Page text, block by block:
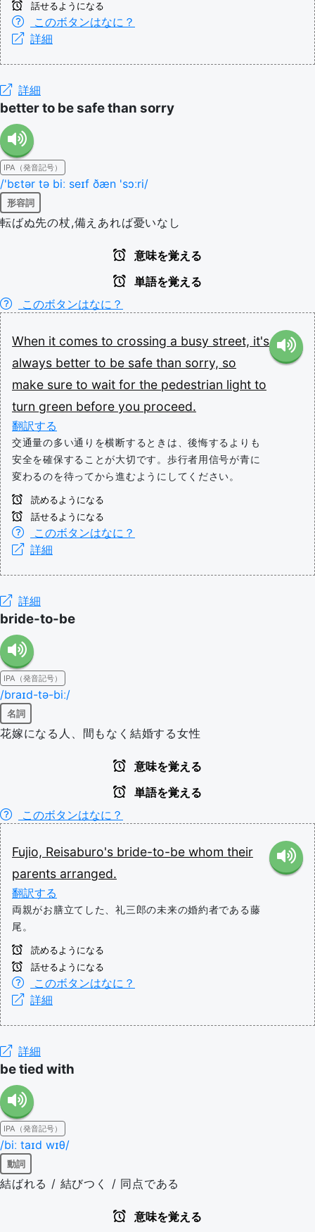
話せるようになる
このボタンはなに？
詳細
詳細
better to be safe than sorry
IPA（発音記号）
/'bɛtər tə biː seɪf ðæn 'sɔːri/
形容詞
転ばぬ先の杖,備えあれば憂いなし
意味を覚える
単語を覚える
このボタンはなに？
When it comes to crossing a busy street, it's
always better to be safe than sorry, so
make sure to wait for the pedestrian light to
turn green before you proceed.
翻訳する
交通量の多い通りを横断するときは、後悔するよりも
安全を確保することが大切です。歩行者用信号が青に
変わるのを待ってから進むようにしてください。
読めるようになる
話せるようになる
このボタンはなに？
詳細
詳細
bride-to-be
IPA（発音記号）
/braɪd-tə-biː/
名詞
花嫁になる人、間もなく結婚する女性
意味を覚える
単語を覚える
このボタンはなに？
Fujio, Reisaburo's bride-to-be whom their
parents arranged.
翻訳する
両親がお膳立てした、礼三郎の未来の婚約者である藤
尾。
読めるようになる
話せるようになる
このボタンはなに？
詳細
詳細
be tied with
IPA（発音記号）
/biː taɪd wɪθ/
動詞
結ばれる / 結びつく / 同点である
意味を覚える